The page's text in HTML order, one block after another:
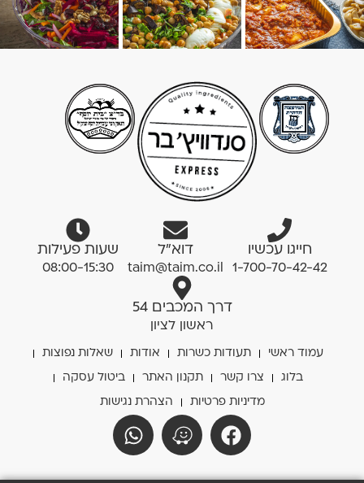
חייגו עכשיו
1-700-70-42-42
דוא”ל
taim@taim.co.il
שעות פעילות
08:00-15:30
דרך המכבים 54
ראשון לציון
עמוד ראשי תעודות כשרות אודות שאלות נפוצות
בלוג צרו קשר תקנון האתר ביטול עסקה
מדיניות פרטיות הצהרת נגישות